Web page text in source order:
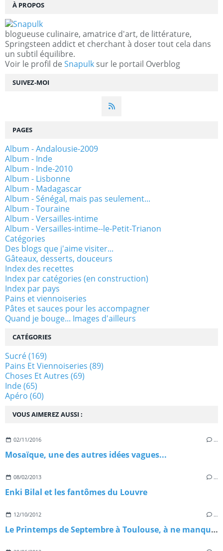
SUIVEZ-MOI
À PROPOS
blogueuse culinaire, amatrice d'art, de littérature,
Springsteen addict et cherchant à doser tout cela dans
un subtil équilibre.
Voir le profil de Snapulk sur le portail Overblog
VOUS AIMEREZ AUSSI :
02/11/2016 …
Mosaïque, une des autres idées vagues...
08/02/2013 …
Enki Bilal et les fantômes du Louvre
12/10/2012 …
Le Printemps de Septembre à Toulouse, à ne manquer sous aucun prétexte!
PAGES
Album - Andalousie-2009
Album - Inde
Album - Inde-2010
Album - Lisbonne
Album - Madagascar
Album - Sénégal, mais pas seulement...
Album - Touraine
Album - Versailles-intime
Album - Versailles-intime--le-Petit-Trianon
Catégories
Des blogs que j'aime visiter...
Gâteaux, desserts, douceurs
Index des recettes
Index par catégories (en construction)
Index par pays
Pains et viennoiseries
Pâtes et sauces pour les accompagner
Quand je bouge... Images d'ailleurs
CATÉGORIES
Sucré(169)
Pains Et Viennoiseries (89)
Choses Et Autres (69)
Inde(65)
Apéro (60)